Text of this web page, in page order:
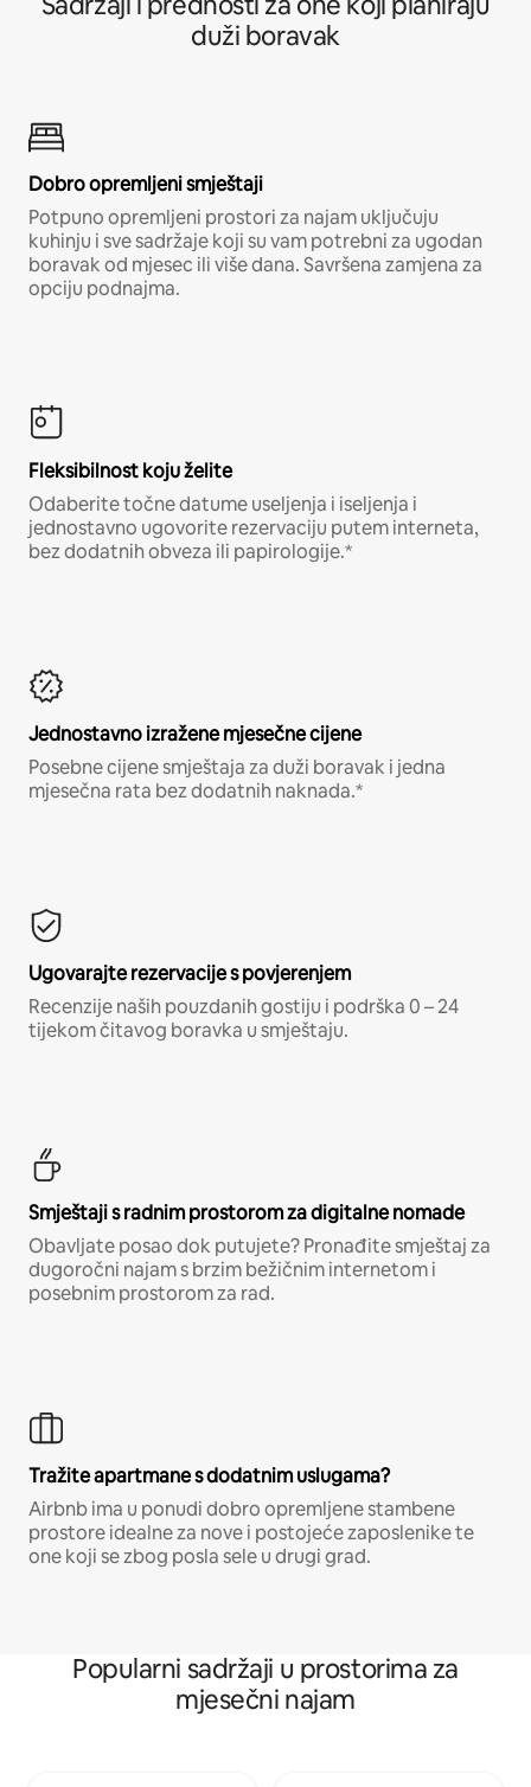
duži boravak
Dobro opremljeni smještaji
Potpuno opremljeni prostori za najam uključuju
kuhinju i sve sadržaje koji su vam potrebni za ugodan
boravak od mjesec ili više dana. Savršena zamjena za
opciju podnajma.
Fleksibilnost koju želite
Odaberite točne datume useljenja i iseljenja i
jednostavno ugovorite rezervaciju putem interneta,
bez dodatnih obveza ili papirologije.*
Jednostavno izražene mjesečne cijene
Posebne cijene smještaja za duži boravak i jedna
mjesečna rata bez dodatnih naknada.*
Ugovarajte rezervacije s povjerenjem
Recenzije naših pouzdanih gostiju i podrška 0 – 24
tijekom čitavog boravka u smještaju.
Smještaji s radnim prostorom za digitalne nomade
Obavljate posao dok putujete? Pronađite smještaj za
dugoročni najam s brzim bežičnim internetom i
posebnim prostorom za rad.
Tražite apartmane s dodatnim uslugama?
Airbnb ima u ponudi dobro opremljene stambene
prostore idealne za nove i postojeće zaposlenike te
one koji se zbog posla sele u drugi grad.
Popularni sadržaji u prostorima za
mjesečni najam